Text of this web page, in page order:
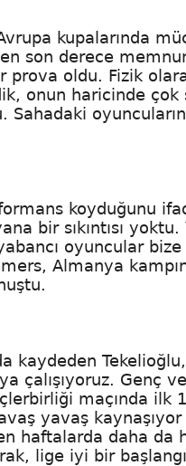
kupalarında
son derece
oldu. Fizik
onun haricinde çok
Sahadaki
koyduğunu
bir sıkıntısı yoktu.
oyuncular
Almanya
kaydeden
çalışıyoruz. Genç
maçında ilk
yavaş
haftalarda daha da
lige iyi bir